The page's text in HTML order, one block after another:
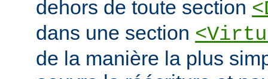
dehors de toute section
dans une section
de la manière la plus